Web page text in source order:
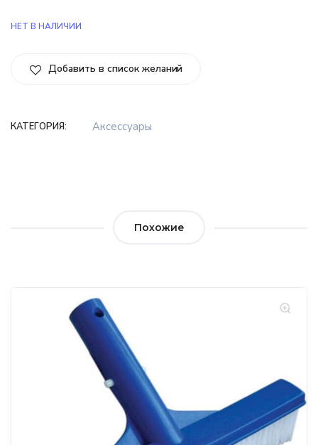
НЕТ В НАЛИЧИИ
Добавить в список желаний
КАТЕГОРИЯ: Аксессуары
Похожие